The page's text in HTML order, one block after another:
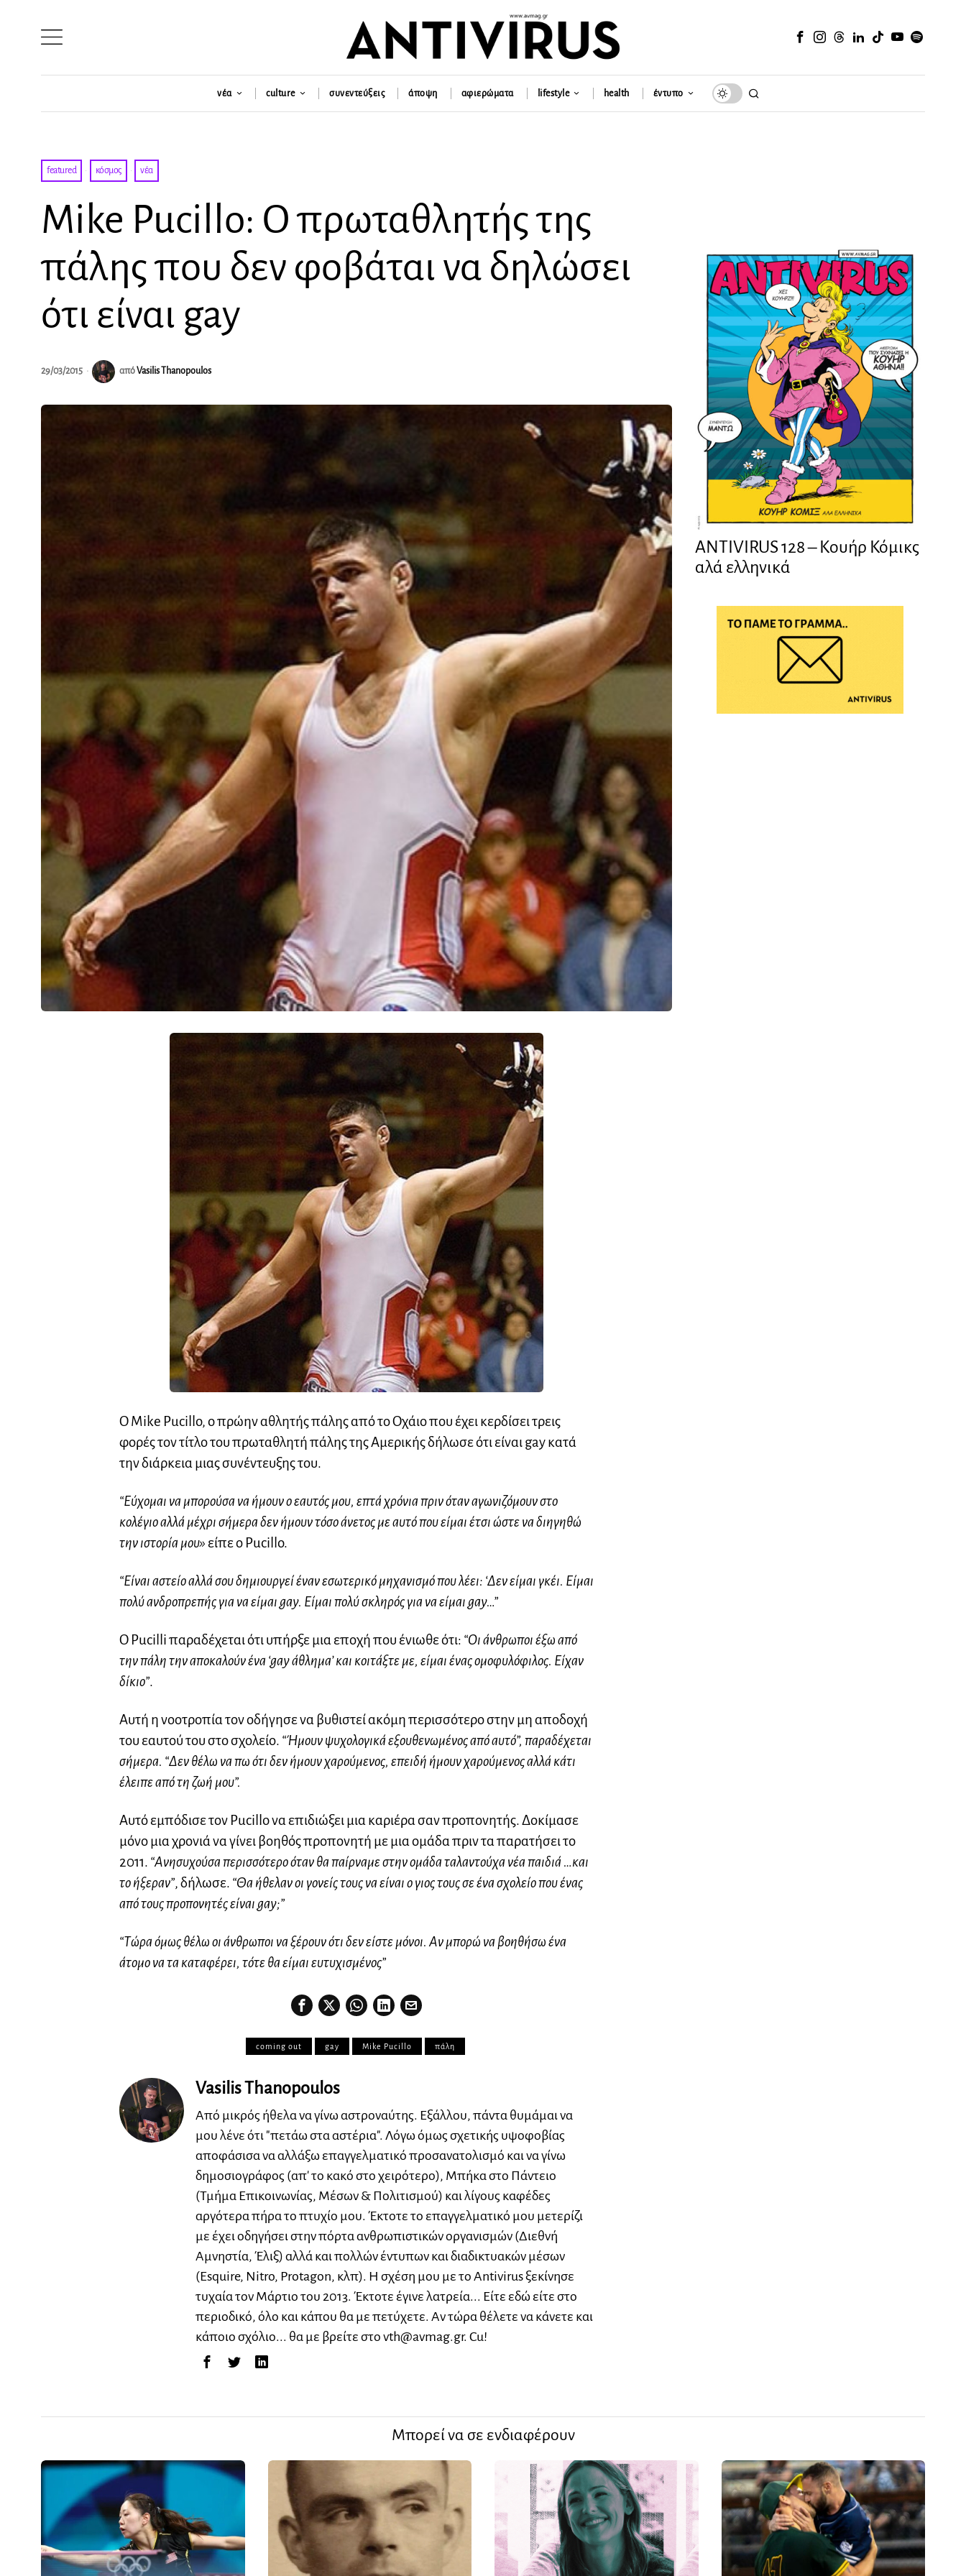
νέα culture συνεντεύξεις άποψη αφιερώματα lifestyle health έντυπο
featured · κόσμος · νέα
Mike Pucillo: Ο πρωταθλητής της
πάλης που δεν φοβάται να δηλώσει
ότι είναι gay
29/03/2015 απόVasilis Thanopoulos
O Mike Pucillo, o πρώην αθλητής πάλης από το Οχάιο που έχει κερδίσει τρεις
φορές τον τίτλο του πρωταθλητή πάλης της Αμερικής δήλωσε ότι είναι gay κατά
την διάρκεια μιας συνέντευξης του.
“Εύχομαι να μπορούσα να ήμουν ο εαυτός μου, επτά χρόνια πριν όταν αγωνιζόμουν στο
κολέγιο αλλά μέχρι σήμερα δεν ήμουν τόσο άνετος με αυτό που είμαι έτσι ώστε να διηγηθώ
την ιστορία μου» είπε ο Pucillo.
“Είναι αστείο αλλά σου δημιουργεί έναν εσωτερικό μηχανισμό που λέει: ‘Δεν είμαι γκέι. Είμαι
πολύ ανδροπρεπής για να είμαι gay. Είμαι πολύ σκληρός για να είμαι gay…”
O Pucilli παραδέχεται ότι υπήρξε μια εποχή που ένιωθε ότι: “Οι άνθρωποι έξω από
την πάλη την αποκαλούν ένα ‘gay άθλημα’ και κοιτάξτε με, είμαι ένας ομοφυλόφιλος. Είχαν
δίκιο”.
Αυτή η νοοτροπία τον οδήγησε να βυθιστεί ακόμη περισσότερο στην μη αποδοχή
του εαυτού του στο σχολείο. “Ήμουν ψυχολογικά εξουθενωμένος από αυτό”, παραδέχεται
σήμερα. “Δεν θέλω να πω ότι δεν ήμουν χαρούμενος, επειδή ήμουν χαρούμενος αλλά κάτι
έλειπε από τη ζωή μου”.
Αυτό εμπόδισε τον Pucillo να επιδιώξει μια καριέρα σαν προπονητής. Δοκίμασε
μόνο μια χρονιά να γίνει βοηθός προπονητή με μια ομάδα πριν τα παρατήσει το
2011. “Ανησυχούσα περισσότερο όταν θα παίρναμε στην ομάδα ταλαντούχα νέα παιδιά …και
το ήξεραν”, δήλωσε. “Θα ήθελαν οι γονείς τους να είναι ο γιος τους σε ένα σχολείο που ένας
από τους προπονητές είναι gay;”
“Τώρα όμως θέλω οι άνθρωποι να ξέρουν ότι δεν είστε μόνοι. Αν μπορώ να βοηθήσω ένα
άτομο να τα καταφέρει, τότε θα είμαι ευτυχισμένος”
coming out gay Mike Pucillo πάλη
Vasilis Thanopoulos
Από μικρός ήθελα να γίνω αστροναύτης. Εξάλλου, πάντα θυμάμαι να
μου λένε ότι "πετάω στα αστέρια". Λόγω όμως σχετικής υψοφοβίας
αποφάσισα να αλλάξω επαγγελματικό προσανατολισμό και να γίνω
δημοσιογράφος (απ' το κακό στο χειρότερο), Μπήκα στο Πάντειο
(Τμήμα Επικοινωνίας, Μέσων & Πολιτισμού) και λίγους καφέδες
αργότερα πήρα το πτυχίο μου. Έκτοτε το επαγγελματικό μου μετερίζι
με έχει οδηγήσει στην πόρτα ανθρωπιστικών οργανισμών (Διεθνή
Αμνηστία, Έλιξ) αλλά και πολλών έντυπων και διαδικτυακών μέσων
(Esquire, Nitro, Protagon, κλπ). Η σχέση μου με το Antivirus ξεκίνησε
τυχαία τον Μάρτιο του 2013. Έκτοτε έγινε λατρεία... Είτε εδώ είτε στο
περιοδικό, όλο και κάπου θα με πετύχετε. Αν τώρα θέλετε να κάνετε και
κάποιο σχόλιο... θα με βρείτε στο vth@avmag.gr. Cu!
ANTIVIRUS 128 – Kουήρ Κόμικς
αλά ελληνικά
Μπορεί να σε ενδιαφέρουν